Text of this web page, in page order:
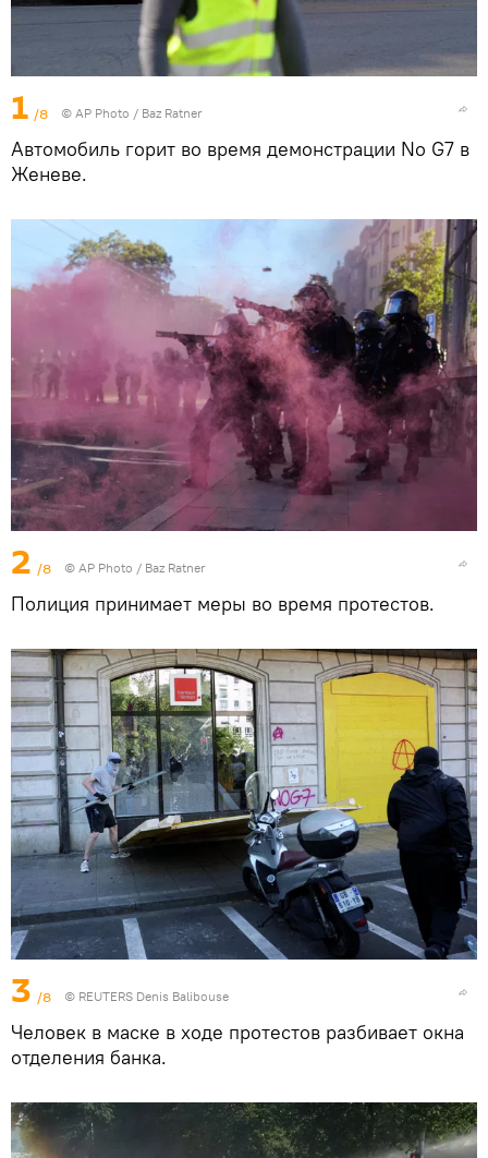
1 /8 © AP Photo / Baz Ratner
Автомобиль горит во время демонстрации No G7 в
Женеве.
2 /8 © AP Photo / Baz Ratner
Полиция принимает меры во время протестов.
3 /8 © REUTERS Denis Balibouse
Человек в маске в ходе протестов разбивает окна
отделения банка.